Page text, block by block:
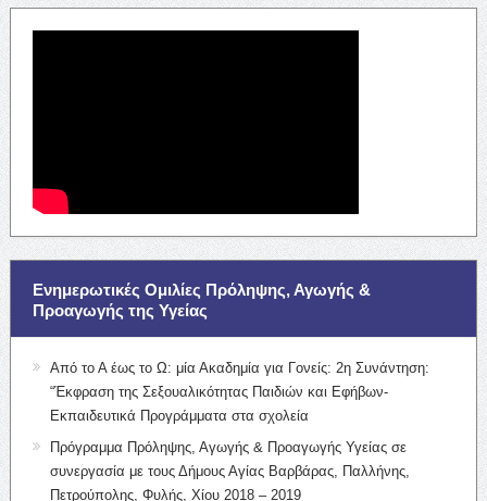
Ενημερωτικές Ομιλίες Πρόληψης, Αγωγής &
Προαγωγής της Υγείας
Από το Α έως το Ω: μία Ακαδημία για Γονείς: 2η Συνάντηση:
“Έκφραση της Σεξουαλικότητας Παιδιών και Εφήβων-
Εκπαιδευτικά Προγράμματα στα σχολεία
Πρόγραμμα Πρόληψης, Αγωγής & Προαγωγής Υγείας σε
συνεργασία με τους Δήμους Αγίας Βαρβάρας, Παλλήνης,
Πετρούπολης, Φυλής, Χίου 2018 – 2019